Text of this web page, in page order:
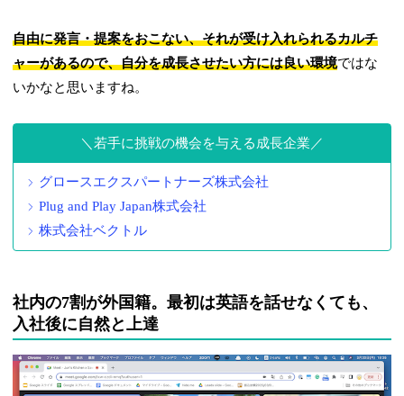
自由に発言・提案をおこない、それが受け入れられるカルチ
ャーがあるので、自分を成長させたい方には良い環境ではな
いかなと思いますね。
若手に挑戦の機会を与える成長企業
グロースエクスパートナーズ株式会社
Plug and Play Japan株式会社
株式会社ベクトル
社内の7割が外国籍。最初は英語を話せなくても、
入社後に自然と上達